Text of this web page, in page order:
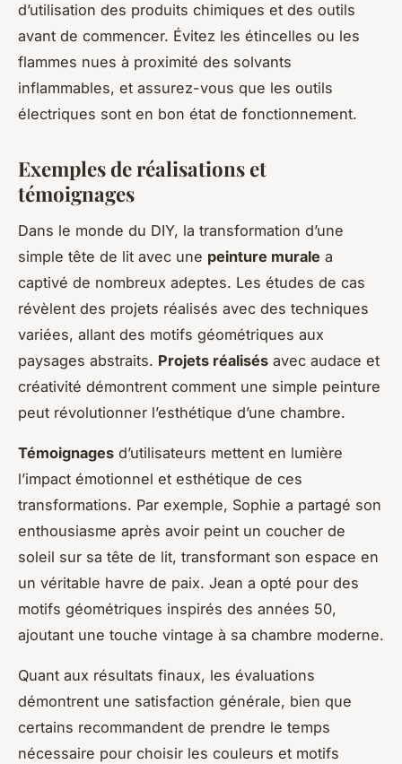
d’utilisation des produits chimiques et des outils
avant de commencer. Évitez les étincelles ou les
flammes nues à proximité des solvants
inflammables, et assurez-vous que les outils
électriques sont en bon état de fonctionnement.
Exemples de réalisations et
témoignages
Dans le monde du DIY, la transformation d’une
simple tête de lit avec une peinture murale a
captivé de nombreux adeptes. Les études de cas
révèlent des projets réalisés avec des techniques
variées, allant des motifs géométriques aux
paysages abstraits. Projets réalisés avec audace et
créativité démontrent comment une simple peinture
peut révolutionner l’esthétique d’une chambre.
Témoignages d’utilisateurs mettent en lumière
l’impact émotionnel et esthétique de ces
transformations. Par exemple, Sophie a partagé son
enthousiasme après avoir peint un coucher de
soleil sur sa tête de lit, transformant son espace en
un véritable havre de paix. Jean a opté pour des
motifs géométriques inspirés des années 50,
ajoutant une touche vintage à sa chambre moderne.
Quant aux résultats finaux, les évaluations
démontrent une satisfaction générale, bien que
certains recommandent de prendre le temps
nécessaire pour choisir les couleurs et motifs